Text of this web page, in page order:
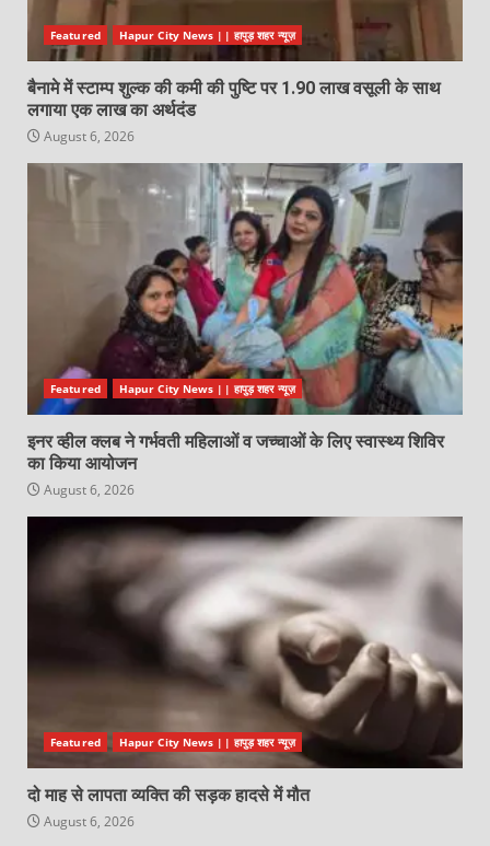
Featured Hapur City News || हापुड़ शहर न्यूज़
बैनामे में स्टाम्प शुल्क की कमी की पुष्टि पर 1.90 लाख वसूली के साथ
लगाया एक लाख का अर्थदंड
August 6, 2026
Featured Hapur City News || हापुड़ शहर न्यूज़
इनर व्हील क्लब ने गर्भवती महिलाओं व जच्चाओं के लिए स्वास्थ्य शिविर
का किया आयोजन
August 6, 2026
Featured Hapur City News || हापुड़ शहर न्यूज़
दो माह से लापता व्यक्ति की सड़क हादसे में मौत
August 6, 2026